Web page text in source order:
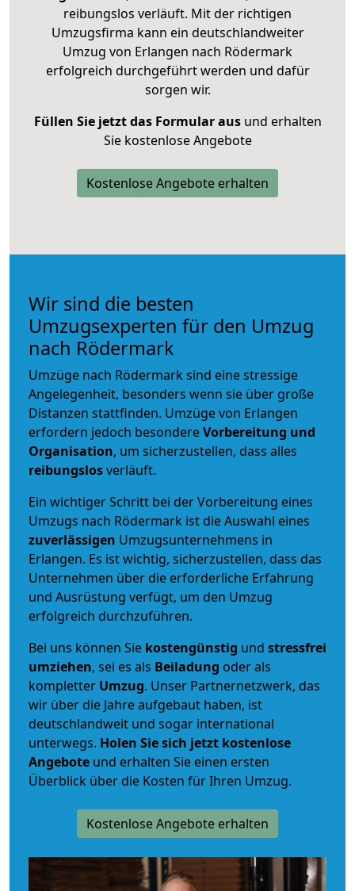
reibungslos verläuft. Mit der richtigen
Umzugsfirma kann ein deutschlandweiter
Umzug von Erlangen nach Rödermark
erfolgreich durchgeführt werden und dafür
sorgen wir.
Füllen Sie jetzt das Formular ausund erhalten
Sie kostenlose Angebote
Kostenlose Angebote erhalten
Wir sind die besten
Umzugsexperten für den Umzug
nach Rödermark
Umzüge nach Rödermark sind eine stressige
Angelegenheit, besonders wenn sie über große
Distanzen stattfinden. Umzüge von Erlangen
erfordern jedoch besondereVorbereitung und
Organisation, um sicherzustellen, dass alles
reibungslosverläuft.
Ein wichtiger Schritt bei der Vorbereitung eines
Umzugs nach Rödermark ist die Auswahl eines
zuverlässigen Umzugsunternehmens in
Erlangen. Es ist wichtig, sicherzustellen, dass das
Unternehmen über die erforderliche Erfahrung
und Ausrüstung verfügt, um den Umzug
erfolgreich durchzuführen.
Bei uns können Sie kostengünstig und stressfrei
umziehen, sei es als Beiladung oder als
kompletter Umzug. Unser Partnernetzwerk, das
wir über die Jahre aufgebaut haben, ist
deutschlandweit und sogar international
unterwegs. Holen Sie sich jetzt kostenlose
Angebote und erhalten Sie einen ersten
Überblick über die Kosten für Ihren Umzug.
Kostenlose Angebote erhalten